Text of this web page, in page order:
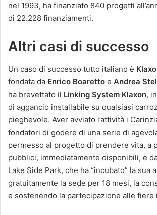
nel 1993, ha finanziato 840 progetti
di 22.228 finanziamenti.
Altri casi di successo
Un caso di successo tutto italiano è
fondata da Enrico Boaretto e Andrea
ha brevettato il Linking System Klaxon,
di aggancio installabile su qualsiasi
pieghevole. Aver avviato l’attività i
fondatori di godere di una serie di
permesso al progetto di prendere vita, a
pubblici, immediatamente disponibili, e
Lake Side Park, che ha “incubato” la sua
gratuitamente la sede per 18 mesi, la
e sostenendo la partecipazione alle fiere